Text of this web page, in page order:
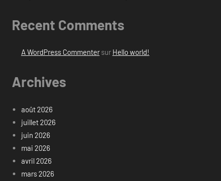
Recent Comments
A WordPress Commentersur Hello world!
Archives
août 2026
juillet 2026
juin 2026
mai 2026
avril 2026
mars 2026